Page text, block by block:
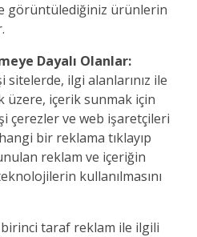
görüntülediğiniz ürünlerin
Dayalı Olanlar:
sitelerde, ilgi alanlarınız ile
üzere, içerik sunmak için
çerezler ve web işaretçileri
bir reklama tıklayıp
reklam ve içeriğin
kullanılmasını
birinci taraf reklam ile ilgili